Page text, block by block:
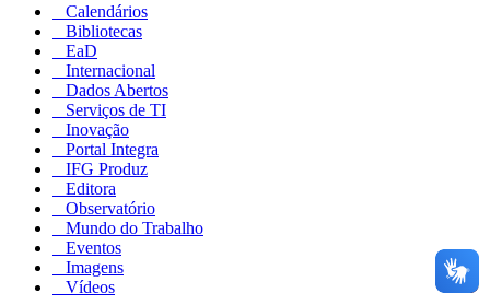
Calendários
Bibliotecas
EaD
Internacional
Dados Abertos
Serviços de TI
Inovação
Portal Integra
IFG Produz
Editora
Observatório
Mundo do Trabalho
Eventos
Imagens
Vídeos